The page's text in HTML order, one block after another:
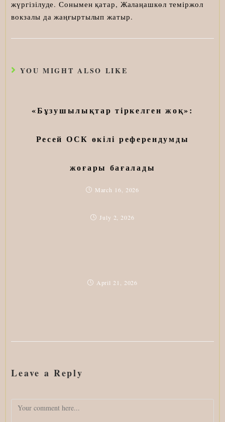
жүргізілуде. Сонымен қатар, Жалаңашкөл теміржол
вокзалы да жаңғыртылып жатыр.
YOU MIGHT ALSO LIKE
«Бұзушылықтар тіркелген жоқ»:
Ресей ОСК өкілі референдумды
жоғары бағалады
March 16, 2026
July 2, 2026
April 21, 2026
Leave a Reply
Comment